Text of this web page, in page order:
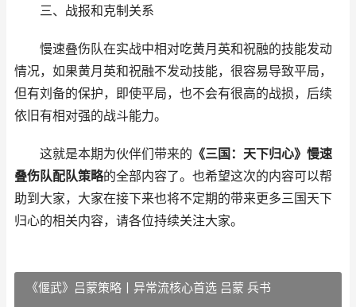
三、战报和克制关系
慢速叠伤队在实战中相对吃黄月英和祝融的技能发动
情况，如果黄月英和祝融不发动技能，很容易导致平局，
但有刘备的保护，即使平局，也不会有很高的战损，后续
依旧有相对强的战斗能力。
这就是本期为伙伴们带来的 《三国：天下归心》慢速
叠伤队配队策略的全部内容了。也希望这次的内容可以帮
助到大家，大家在接下来也将不定期的带来更多三国天下
归心的相关内容，请各位持续关注大家。
《偃武》吕蒙策略丨异常流核心首选 吕蒙 兵书